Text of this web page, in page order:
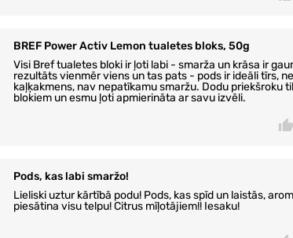
BREF Power Activ Lemon tualetes bloks, 50g
Visi Bref tualetes bloki ir ļoti labi - smarža un krāsa ir
rezultāts vienmēr viens un tas pats - pods ir ideāli tīrs,
kaļķakmens, nav nepatīkamu smaržu. Dodu priekšroku
blokiem un esmu ļoti apmierināta ar savu izvēli.
Pods, kas labi smaržo!
Lieliski uztur kārtībā podu! Pods, kas spīd un laistās,
piesātina visu telpu! Citrus mīļotājiem!! Iesaku!